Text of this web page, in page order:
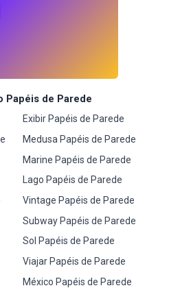
Papéis de Parede
Exibir Papéis de Parede
Medusa Papéis de Parede
Marine Papéis de Parede
Lago Papéis de Parede
Vintage Papéis de Parede
Subway Papéis de Parede
Sol Papéis de Parede
Viajar Papéis de Parede
México Papéis de Parede